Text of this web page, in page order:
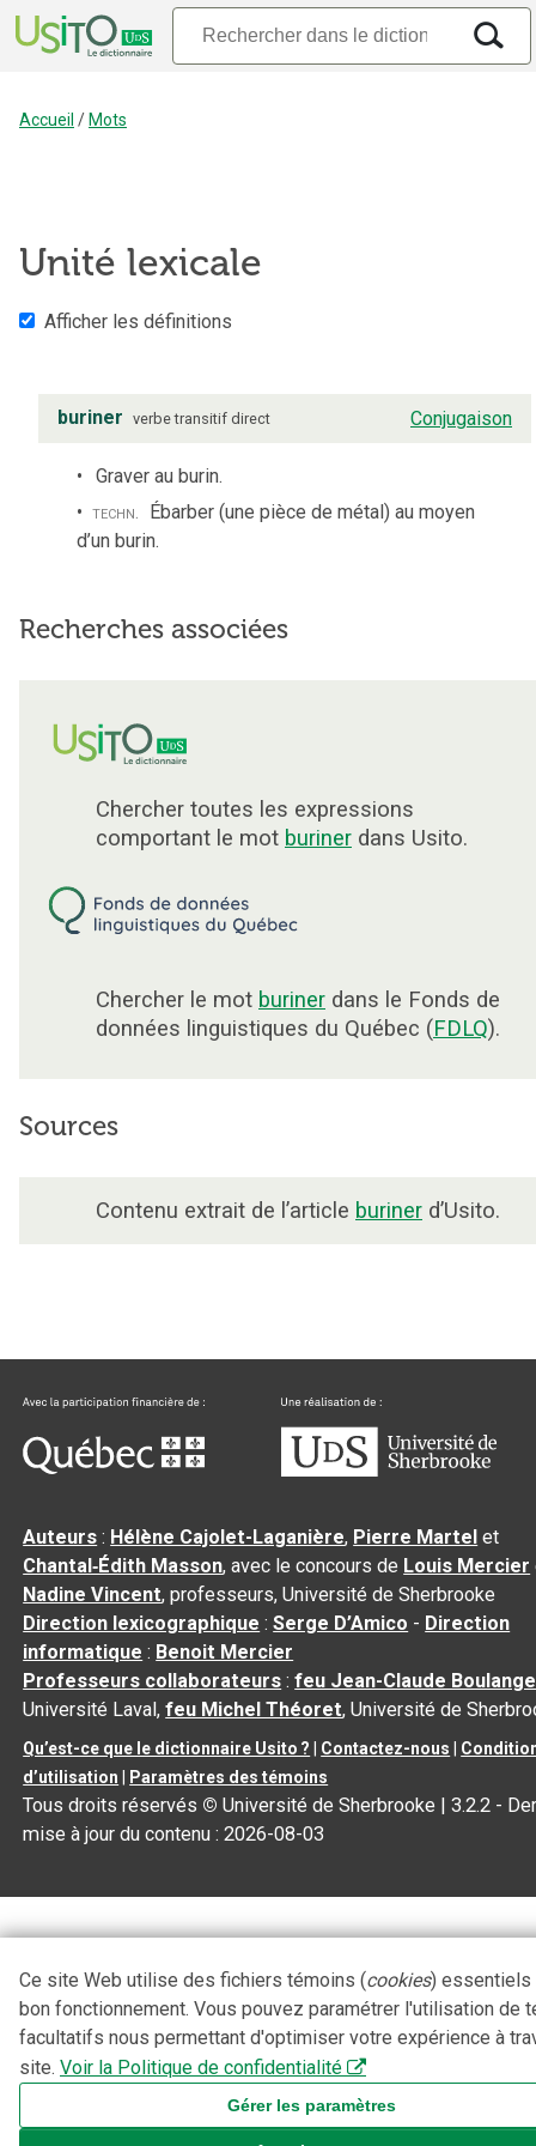
Accueil / Mots
Unité lexicale
Afficher les définitions
buriner verbe transitif direct Conjugaison
Graver au burin.
techn. Ébarber (une pièce de métal) au moyen
d’un burin.
Recherches associées
Chercher toutes les expressions
comportant le mot buriner dans Usito.
Chercher le mot buriner dans le Fonds de
données linguistiques du Québec (FDLQ).
Sources
Contenu extrait de l’article buriner d’Usito.
Auteurs : Hélène Cajolet-Laganière, Pierre Martel et
Chantal‑Édith Masson, avec le concours de Louis Mercier
Nadine Vincent, professeurs, Université de Sherbrooke
Direction lexicographique :Serge D’Amico - Direction
informatique : Benoit Mercier
Professeurs collaborateurs :feu Jean-Claude
Université Laval,feu Michel Théoret, Université de
Qu’est-ce que le dictionnaire Usito ? Contactez-nous
d’utilisation
Paramètres des témoins
Tous droits réservés © Université de Sherbrooke |3.2.2 -
mise à jour du contenu :2026-08-03
Ce site Web utilise des fichiers témoins (cookies) essentiels
bon fonctionnement. Vous pouvez paramétrer l'utilisation de
facultatifs nous permettant d'optimiser votre expérience à
site. Voir la Politique de confidentialité
Gérer les paramètres